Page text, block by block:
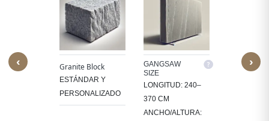
‹
SIZE
Granite Block
ESTÁNDAR Y
PERSONALIZADO
GANGSAW
SIZE
LONGITUD: 240–
370 CM
ANCHO/ALTURA:
CUTTER/
›